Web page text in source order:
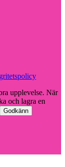
upplevelse. När
och lagra en
Godkänn